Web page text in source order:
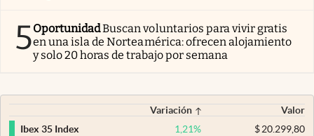
5OportunidadBuscan voluntarios para vivir gratis
en una isla de Norteamérica: ofrecen alojamiento
y solo 20 horas de trabajo por semana
Variación
Valor
Ibex 35 Index
1,21% $20.299,80